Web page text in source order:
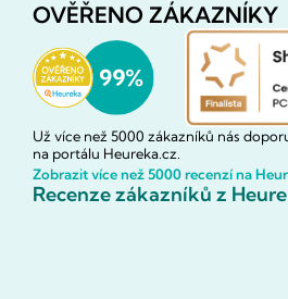
OVĚŘENO ZÁKAZNÍKY
Už více než 5000 zákazníků nás
na portálu Heureka.cz.
Zobrazit více než 5000 recenzí na
Recenze zákazníků z